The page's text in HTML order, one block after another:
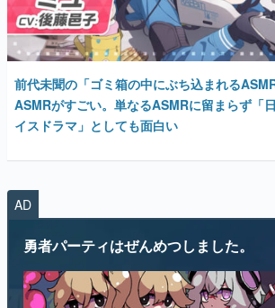
アプリレビュー
その他
電ファミニコゲーマーとは？
前代未聞の「ゴミ箱の中にぶち込まれる
ASMRがすごい。単なるASMRに留まらず「
イスドラマ」としても面白い
AD